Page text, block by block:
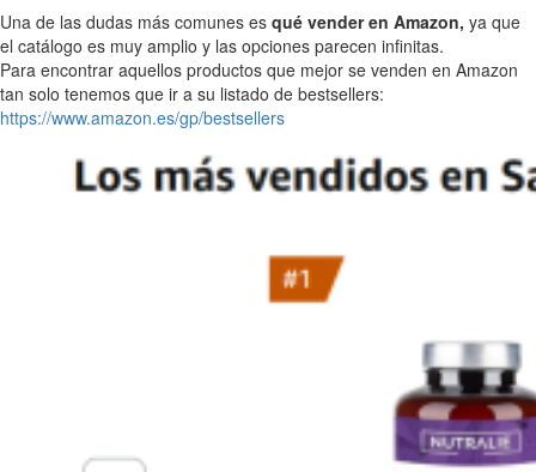
Una de las dudas más comunes es qué vender en Amazon, ya que
el catálogo es muy amplio y las opciones parecen infinitas.
Para encontrar aquellos productos que mejor se venden en Amazon
tan solo tenemos que ir a su listado de bestsellers:
https://www.amazon.es/gp/bestsellers